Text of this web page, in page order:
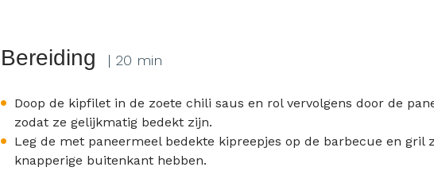
Bereiding | 20 min
Doop de kipfilet in de zoete chili saus en rol vervolgens door de
zodat ze gelijkmatig bedekt zijn.
Leg de met paneermeel bedekte kipreepjes op de barbecue en gril
knapperige buitenkant hebben.